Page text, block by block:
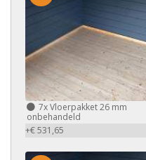
7xVloerpakket 26 mm
onbehandeld
+€ 531,65